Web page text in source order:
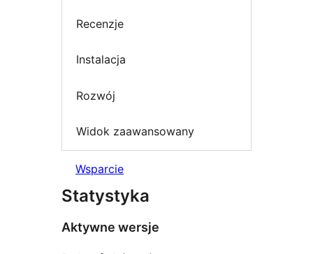
Recenzje
Instalacja
Rozwój
Widok zaawansowany
Wsparcie
Statystyka
Aktywne wersje